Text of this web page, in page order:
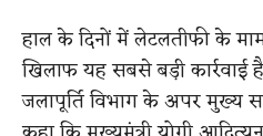
हाल के दिनों में लेटलतीफी के
खिलाफ यह सबसे बड़ी कार्रवाई
जलापूर्ति विभाग के अपर मुख्य